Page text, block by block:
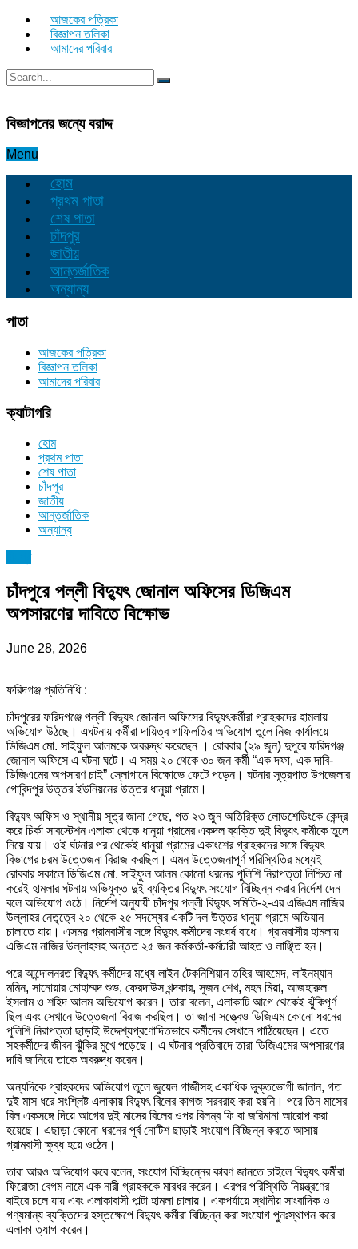
আজকের পত্রিকা
বিজ্ঞাপন তলিকা
আমাদের পরিবার
বিজ্ঞাপনের জন্যে বরাদ্দ
Menu
হোম
প্রথম পাতা
শেষ পাতা
চাঁদপুর
জাতীয়
আন্তর্জাতিক
অন্যান্য
পাতা
আজকের পত্রিকা
বিজ্ঞাপন তলিকা
আমাদের পরিবার
ক্যাটাগরি
হোম
প্রথম পাতা
শেষ পাতা
চাঁদপুর
জাতীয়
আন্তর্জাতিক
অন্যান্য
চাঁদপুরে পল্লী বিদ্যুৎ জোনাল অফিসের ডিজিএম
অপসারণের দাবিতে বিক্ষোভ
June 28, 2026
ফরিদগঞ্জ প্রতিনিধি :
চাঁদপুরের ফরিদগঞ্জে পল্লী বিদ্যুৎ জোনাল অফিসের বিদ্যুৎকর্মীরা গ্রাহকদের হামলায়
অভিযোগ উঠছে। এঘটনায় কর্মীরা দায়িত্ব গাফিলতির অভিযোগ তুলে নিজ কার্যালয়ে
ডিজিএম মো. সাইফুল আলমকে অবরুদ্ধ করেছেন । রোববার (২৯ জুন) দুপুরে ফরিদগঞ্জ
জোনাল অফিসে এ ঘটনা ঘটে। এ সময় ২০ থেকে ৩০ জন কর্মী “এক দফা, এক দাবি-
ডিজিএমের অপসারণ চাই” স্লোগানে বিক্ষোভে ফেটে পড়েন। ঘটনার সূত্রপাত উপজেলার
গোবিন্দপুর উত্তর ইউনিয়নের উত্তর ধানুয়া গ্রামে।
বিদ্যুৎ অফিস ও স্থানীয় সূত্র জানা গেছে, গত ২৩ জুন অতিরিক্ত লোডশেডিংকে কেন্দ্র
করে চির্কা সাবস্টেশন এলাকা থেকে ধানুয়া গ্রামের একদল ব্যক্তি দুই বিদ্যুৎ কর্মীকে তুলে
নিয়ে যায়। ওই ঘটনার পর থেকেই ধানুয়া গ্রামের একাংশের গ্রাহকদের সঙ্গে বিদ্যুৎ
বিভাগের চরম উত্তেজনা বিরাজ করছিল। এমন উত্তেজনাপূর্ণ পরিস্থিতির মধ্যেই
রোববার সকালে ডিজিএম মো. সাইফুল আলম কোনো ধরনের পুলিশি নিরাপত্তা নিশ্চিত না
করেই হামলার ঘটনায় অভিযুক্ত দুই ব্যক্তির বিদ্যুৎ সংযোগ বিচ্ছিন্ন করার নির্দেশ দেন
বলে অভিযোগ ওঠে। নির্দেশ অনুযায়ী চাঁদপুর পল্লী বিদ্যুৎ সমিতি-২-এর এজিএম নাজির
উল্লাহর নেতৃত্বে ২০ থেকে ২৫ সদস্যের একটি দল উত্তর ধানুয়া গ্রামে অভিযান
চালাতে যায়। এসময় গ্রামবাসীর সঙ্গে বিদ্যুৎ কর্মীদের সংঘর্ষ বাধে। গ্রামবাসীর হামলায়
এজিএম নাজির উল্লাহসহ অন্তত ২৫ জন কর্মকর্তা-কর্মচারী আহত ও লাঞ্ছিত হন।
পরে আন্দোলনরত বিদ্যুৎ কর্মীদের মধ্যে লাইন টেকনিশিয়ান তহির আহমেদ, লাইনম্যান
মমিন, সানোয়ার মোহাম্মদ শুভ, ফেরদাউস খন্দকার, সুজন শেখ, মহন মিয়া, আজহারুল
ইসলাম ও শহিদ আলম অভিযোগ করেন। তারা বলেন, এলাকাটি আগে থেকেই ঝুঁকিপূর্ণ
ছিল এবং সেখানে উত্তেজনা বিরাজ করছিল। তা জানা সত্ত্বেও ডিজিএম কোনো ধরনের
পুলিশি নিরাপত্তা ছাড়াই উদ্দেশ্যপ্রণোদিতভাবে কর্মীদের সেখানে পাঠিয়েছেন। এতে
সহকর্মীদের জীবন ঝুঁকির মুখে পড়েছে। এ ঘটনার প্রতিবাদে তারা ডিজিএমের অপসারণের
দাবি জানিয়ে তাকে অবরুদ্ধ করেন।
অন্যদিকে গ্রাহকদের অভিযোগ তুলে জুয়েল গাজীসহ একাধিক ভুক্তভোগী জানান, গত
দুই মাস ধরে সংশ্লিষ্ট এলাকায় বিদ্যুৎ বিলের কাগজ সরবরাহ করা হয়নি। পরে তিন মাসের
বিল একসঙ্গে দিয়ে আগের দুই মাসের বিলের ওপর বিলম্ব ফি বা জরিমানা আরোপ করা
হয়েছে। এছাড়া কোনো ধরনের পূর্ব নোটিশ ছাড়াই সংযোগ বিচ্ছিন্ন করতে আসায়
গ্রামবাসী ক্ষুব্ধ হয়ে ওঠেন।
তারা আরও অভিযোগ করে বলেন, সংযোগ বিচ্ছিন্নের কারণ জানতে চাইলে বিদ্যুৎ কর্মীরা
ফিরোজা বেগম নামে এক নারী গ্রাহককে মারধর করেন। এরপর পরিস্থিতি নিয়ন্ত্রণের
বাইরে চলে যায় এবং এলাকাবাসী পাল্টা হামলা চালায়। একপর্যায়ে স্থানীয় সাংবাদিক ও
গণ্যমান্য ব্যক্তিদের হস্তক্ষেপে বিদ্যুৎ কর্মীরা বিচ্ছিন্ন করা সংযোগ পুনঃস্থাপন করে
এলাকা ত্যাগ করেন।